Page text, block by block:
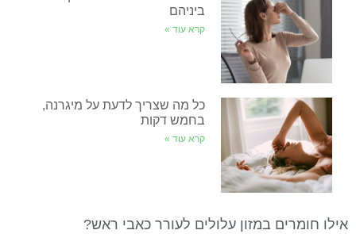
ביניהם
קרא עוד »
כל מה שצריך לדעת על מיגרנה,
בחמש דקות
קרא עוד »
אילו חומרים במזון עלולים לעורר כאבי ראש?